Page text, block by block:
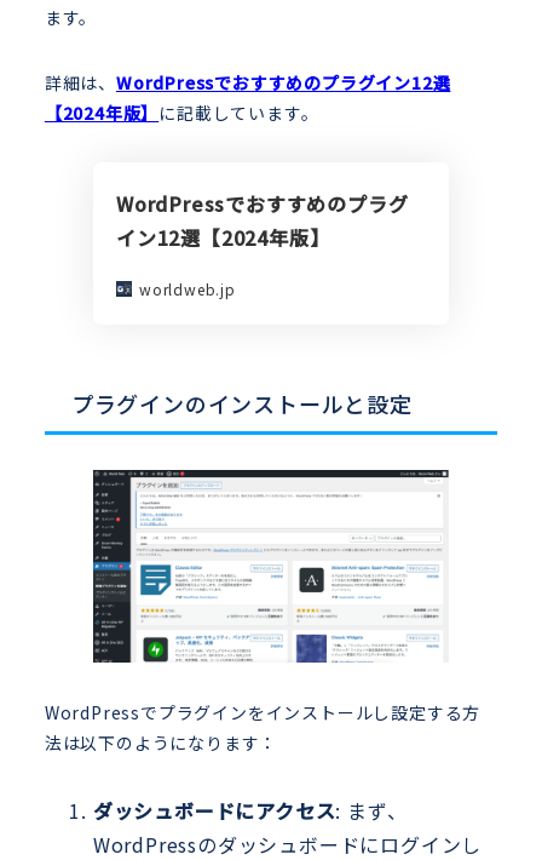
ます。
詳細は、 WordPressでおすすめのプラグイン12選
【2024年版】 に記載しています。
WordPressでおすすめのプラグ
イン12選【2024年版】
worldweb.jp
プラグインのインストールと設定
WordPressでプラグインをインストールし設定する方
法は以下のようになります：
ダッシュボードにアクセス: まず、
WordPressのダッシュボードにログインし